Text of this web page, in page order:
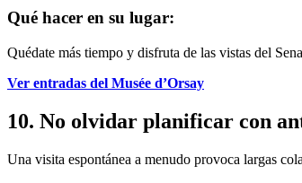
Qué hacer en su lugar:
Quédate más tiempo y disfruta de las vistas del
Ver entradas del Musée d’Orsay
10. No olvidar planificar con
Una visita espontánea a menudo provoca largas